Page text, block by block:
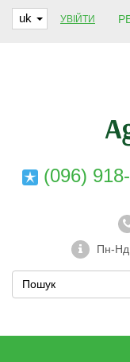
uk УВІЙТИ
(096)
Пн-Нд